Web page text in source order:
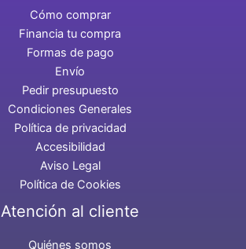
Cómo comprar
Financia tu compra
Formas de pago
Envío
Pedir presupuesto
Condiciones Generales
Política de privacidad
Accesibilidad
Aviso Legal
Política de Cookies
Atención al cliente
Quiénes somos